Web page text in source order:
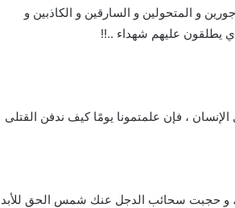
و المتحولين و السارقين و الكاذبين و
يطلقون عليهم شهداء ..!!
، فإن علمتمونا يومًا كيف ندفن القتلى
، و حجبت سحائب الدجل عنك شمس الحق للأبد